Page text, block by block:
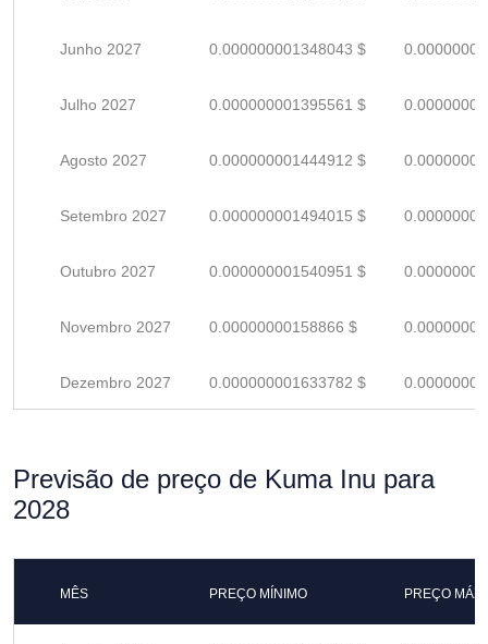
Junho 2027 0.000000001348043 $
Julho 2027 0.000000001395561 $
Agosto 2027 0.000000001444912 $
Setembro 2027 0.000000001494015 $
Outubro 2027 0.000000001540951 $
Novembro 2027 0.00000000158866 $
Dezembro 2027 0.000000001633782 $
Previsão de preço de Kuma Inu para
2028
MÊS PREÇO MÍNIMO PREÇO